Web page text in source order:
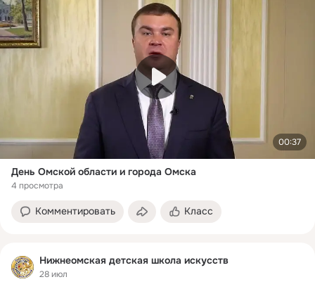
00:37
День Омской области и города Омска
4 просмотра
Комментировать Класс
Нижнеомская детская школа искусств
28 июл